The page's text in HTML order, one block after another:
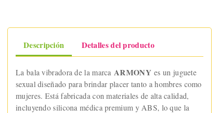
Descripción Detalles del producto
La bala vibradora de la marca ARMONY es un juguete
sexual diseñado para brindar placer tanto a hombres como
mujeres. Está fabricada con materiales de alta calidad,
incluyendo silicona médica premium y ABS, lo que la